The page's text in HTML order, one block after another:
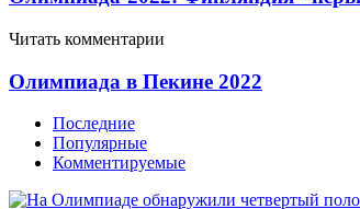
Читать комментарии
Олимпиада в Пекине 2022
Последние
Популярные
Комментируемые